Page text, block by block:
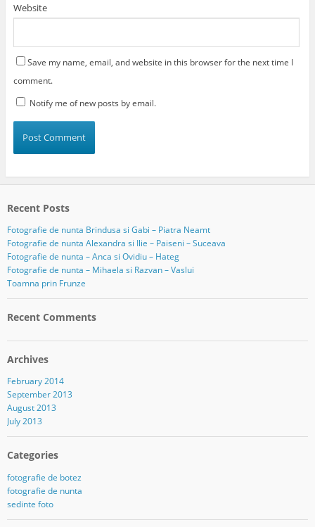
Website
Save my name, email, and website in this browser for the next time I
comment.
Notify me of new posts by email.
Recent Posts
Fotografie de nunta Brindusa si Gabi – Piatra Neamt
Fotografie de nunta Alexandra si Ilie – Paiseni – Suceava
Fotografie de nunta – Anca si Ovidiu – Hateg
Fotografie de nunta – Mihaela si Razvan – Vaslui
Toamna prin Frunze
Recent Comments
Archives
February 2014
September 2013
August 2013
July 2013
Categories
fotografie de botez
fotografie de nunta
sedinte foto